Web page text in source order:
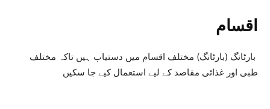
اقسام
بارٹانگ (بارٹانگ) مختلف اقسام میں دستیاب ہیں تاکہ مختلف
طبی اور غذائی مقاصد کے لیے استعمال کیے جا سکیں